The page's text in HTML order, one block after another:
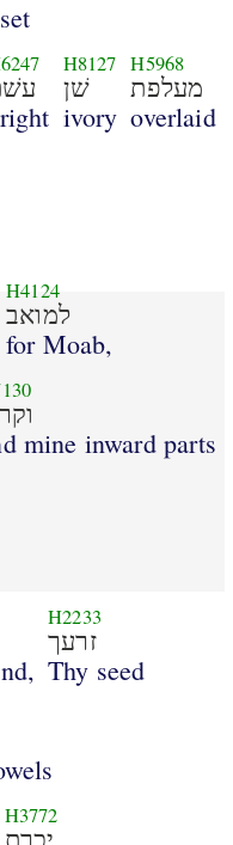
set
H8127
שׁן
ivory
H5968
מעלפת
overlaid
H4124
למואב
for Moab,
mine inward parts
H2233
זרעך
Thy seed
H3772